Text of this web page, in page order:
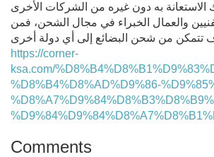
الاستعانة به دون غيره من الشركات الأخرى
والعمال الخبراء في مجال الشحن، فمن
تتمكن من شحن البضائع إلى أي دولة أخرى
https://corner-
ksa.com/
%D8%B4%D8%AD%D9%86-
Comments